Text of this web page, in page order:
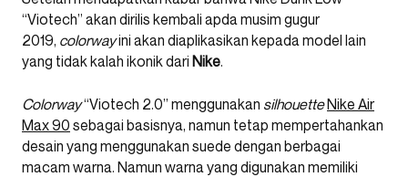
“Viotech” akan dirilis kembali apda musim gugur
2019, colorwayini akan diaplikasikan kepada model lain
yang tidak kalah ikonik dari Nike.
Colorway“Viotech 2.0” menggunakan silhouetteNike Air
Max 90 sebagai basisnya, namun tetap mempertahankan
desain yang menggunakan suede dengan berbagai
macam warna. Namun warna yang digunakan memiliki